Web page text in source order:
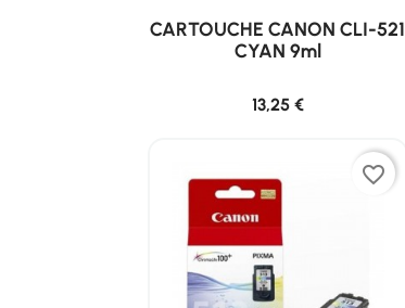
CARTOUCHE CANON CLI-521
CYAN 9ml
13,25 €
favorite_border